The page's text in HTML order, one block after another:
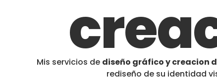
Mis servicios de diseño gráfico y creacion
rediseño de su identidad